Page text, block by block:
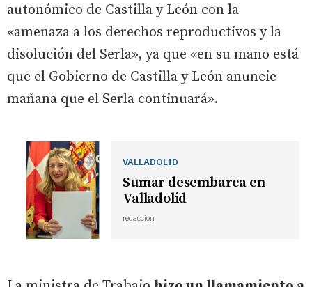
autonómico de Castilla y León con la
«amenaza a los derechos reproductivos y la
disolución del Serla», ya que «en su mano está
que el Gobierno de Castilla y León anuncie
mañana que el Serla continuará».
VALLADOLID
Sumar desembarca en
Valladolid
redaccion